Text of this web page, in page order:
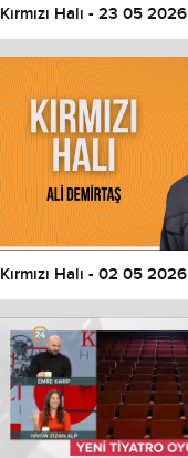
Kırmızı Halı - 23 05 2026
Kırmızı Halı - 02 05 2026